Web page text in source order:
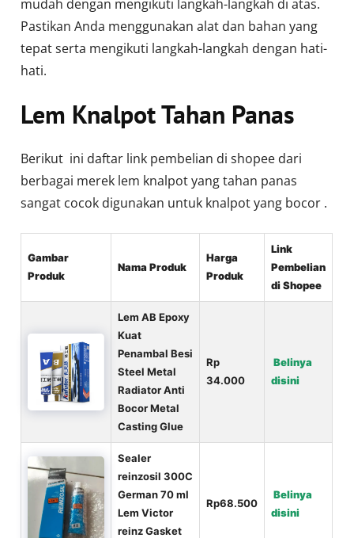
mudah dengan mengikuti langkah-langkah di atas.
Pastikan Anda menggunakan alat dan bahan yang
tepat serta mengikuti langkah-langkah dengan hati-
hati.
Lem Knalpot Tahan Panas
Berikut ini daftar link pembelian di shopee dari
berbagai merek lem knalpot yang tahan panas
sangat cocok digunakan untuk knalpot yang bocor .
Gambar
Produk
Nama Produk
Harga
Produk
Link
Pembelian
di Shopee
Lem AB Epoxy
Kuat
Penambal Besi
Steel Metal
Radiator Anti
Bocor Metal
Casting Glue
Rp
34.000
Belinya
disini
Sealer
reinzosil 300C
German 70 ml
Lem Victor
reinz Gasket
Rp68.500
Belinya
disini